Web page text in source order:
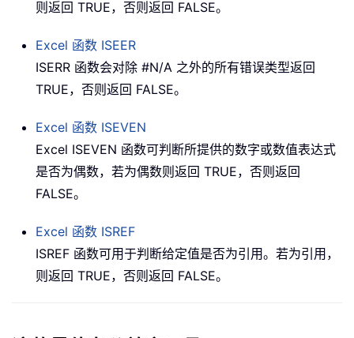
则返回 TRUE，否则返回 FALSE。
Excel 函数 ISEER
ISERR 函数会对除 #N/A 之外的所有错误类型返回
TRUE，否则返回 FALSE。
Excel 函数 ISEVEN
Excel ISEVEN 函数可判断所提供的数字或数值表达式
是否为偶数，若为偶数则返回 TRUE，否则返回
FALSE。
Excel 函数 ISREF
ISREF 函数可用于判断给定值是否为引用。若为引用，
则返回 TRUE，否则返回 FALSE。